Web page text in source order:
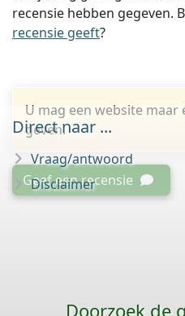
recensie hebben gegeven.
recensie geeft?
U mag een website maar
geven.
Geef een recensie
Direct naar ...
Vraag/antwoord
Disclaimer
Doorzoek de